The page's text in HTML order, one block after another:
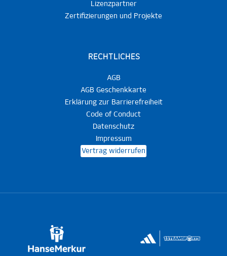
Lizenzpartner
Zertifizierungen und Projekte
RECHTLICHES
AGB
AGB Geschenkkarte
Erklärung zur Barrierefreiheit
Code of Conduct
Datenschutz
Impressum
Vertrag widerrufen